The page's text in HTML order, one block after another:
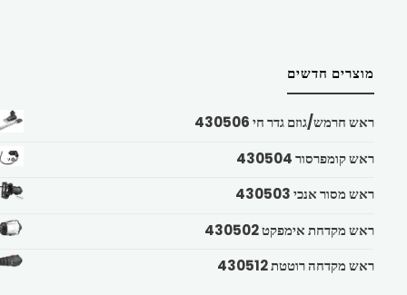
מוצרים חדשים
ראש חרמש/גוזם גדר חי 430506
ראש קומפרסור 430504
ראש מסור אנכי 430503
ראש מקדחת אימפקט 430502
ראש מקדחה רוטטת 430512